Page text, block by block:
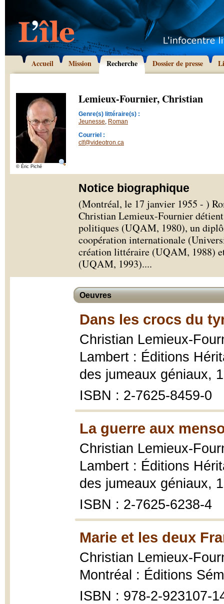
Accueil Mission Recherche Dossier de presse
© Éric Piché
Lemieux-Fournier, Christian
Genre(s) littéraire(s) :
Jeunesse, Roman
Courriel :
clf@videotron.ca
Notice biographique
(Montréal, le 17 janvier 1955 - )
Christian Lemieux-Fournier
politiques (UQAM, 1980), un
coopération internationale
création littéraire (UQAM, 1988)
(UQAM, 1993)....
Oeuvres
Dans les crocs du
Christian Lemieux-
Lambert : Éditions
des jumeaux géniaux,
ISBN : 2-7625-8459-0
La guerre aux
Christian Lemieux-
Lambert : Éditions
des jumeaux géniaux,
ISBN : 2-7625-6238-4
Marie et les deux
Christian Lemieux-
Montréal : Éditions
ISBN : 978-2-923107-